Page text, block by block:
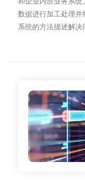
数据进行加工处理并
系统的方法描述解决